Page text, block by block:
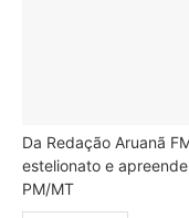
Da Redação Aruanã
estelionato e
PM/MT